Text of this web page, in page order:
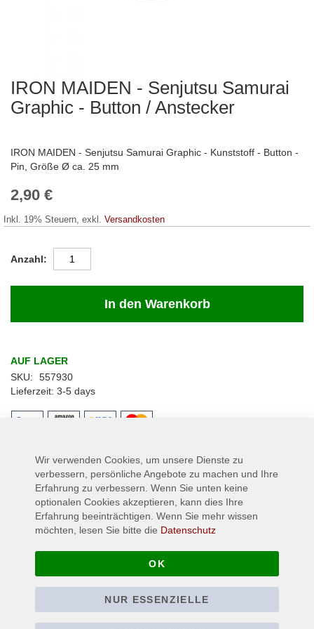
IRON MAIDEN - Senjutsu Samurai
Graphic - Button / Anstecker
IRON MAIDEN - Senjutsu Samurai Graphic - Kunststoff - Button -
Pin, Größe Ø ca. 25 mm
2,90 €
Inkl. 19% Steuern, exkl. Versandkosten
Anzahl
In den Warenkorb
AUF LAGER
SKU
557930
Lieferzeit 3-5 days
Zum
der
Details
IRON MAIDEN - Senjutsu Samurai Graphic - Kunststoff - Button -
Pin, Größe Ø ca. 25 mm
Mehr Informationen
Wir verwenden Cookies, um unsere Dienste zu
verbessern, persönliche Angebote zu machen und Ihre
Erfahrung zu verbessern. Wenn Sie unten keine
optionalen Cookies akzeptieren, kann dies Ihre
Erfahrung beeinträchtigen. Wenn Sie mehr wissen
möchten, lesen Sie bitte die Datenschutz
OK
NUR ESSENZIELLE